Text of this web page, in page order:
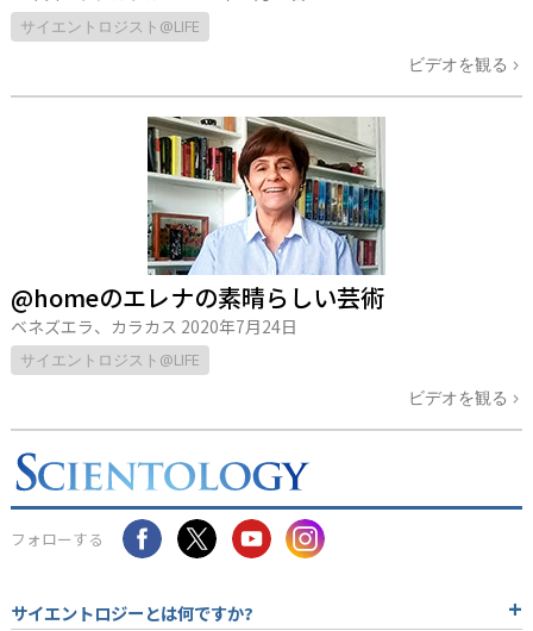
サイエントロジスト@LIFE
ビデオを観る
@homeのエレナの素晴らしい芸術
ベネズエラ、カラカス 2020年7月24日
サイエントロジスト@LIFE
ビデオを観る
フォローする
サイエントロジーとは何ですか?